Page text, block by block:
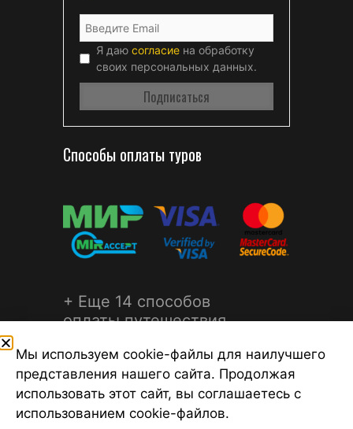
Я даю согласие на обработку
своих персональных данных.
Способы оплаты туров
+ Еще 14 способов
оплаты путешествия
©2026 Турагентство Турсфера - Поиск туров от надежных
Мы используем cookie-файлы для наилучшего
представления нашего сайта. Продолжая
использовать этот сайт, вы соглашаетесь с
использованием cookie-файлов.